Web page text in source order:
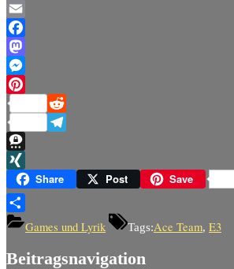
Copy
Link
Email
Facebook
Mastodon
Messenger
Pinterest
Reddit
Telegram
Threema
XINGShare Post Save
TeilenGames und Lyrik Tags:Ace Team, E3
Beitragsnavigation